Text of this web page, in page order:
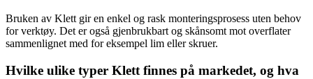
Bruken av Klett gir en enkel og rask monteringsprosess uten behov
for verktøy. Det er også gjenbrukbart og skånsomt mot overflater
sammenlignet med for eksempel lim eller skruer.
Hvilke ulike typer Klett finnes på markedet, og hva